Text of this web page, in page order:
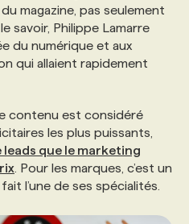
FORMATIONS
magazine, pas seulement
savoir, Philippe Lamarre
du numérique et aux
qui allaient rapidement
contenu est considéré
les plus puissants,
que le marketing
. Pour les marques, c’est un
l’une de ses spécialités.